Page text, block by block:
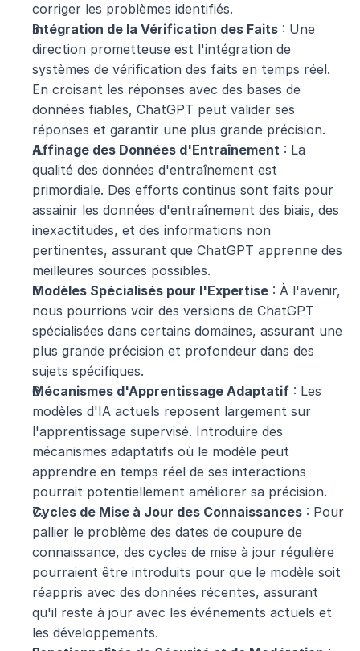
corriger les problèmes identifiés.
Intégration de la Vérification des Faits : Une
direction prometteuse est l'intégration de
systèmes de vérification des faits en temps réel.
En croisant les réponses avec des bases de
données fiables, ChatGPT peut valider ses
réponses et garantir une plus grande précision.
Affinage des Données d'Entraînement : La
qualité des données d'entraînement est
primordiale. Des efforts continus sont faits pour
assainir les données d'entraînement des biais, des
inexactitudes, et des informations non
pertinentes, assurant que ChatGPT apprenne des
meilleures sources possibles.
Modèles Spécialisés pour l'Expertise : À l'avenir,
nous pourrions voir des versions de ChatGPT
spécialisées dans certains domaines, assurant une
plus grande précision et profondeur dans des
sujets spécifiques.
Mécanismes d'Apprentissage Adaptatif : Les
modèles d'IA actuels reposent largement sur
l'apprentissage supervisé. Introduire des
mécanismes adaptatifs où le modèle peut
apprendre en temps réel de ses interactions
pourrait potentiellement améliorer sa précision.
Cycles de Mise à Jour des Connaissances : Pour
pallier le problème des dates de coupure de
connaissance, des cycles de mise à jour régulière
pourraient être introduits pour que le modèle soit
réappris avec des données récentes, assurant
qu'il reste à jour avec les événements actuels et
les développements.